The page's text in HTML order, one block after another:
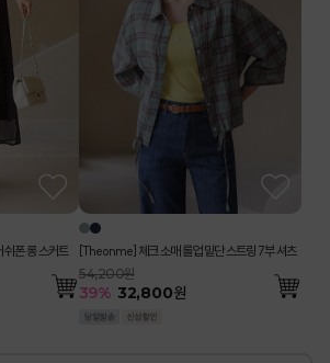
폰 롱 스커트
[Theonme] 체크 소매 롤업 밑단 스트링 7부 셔츠
54,200원
39% 32,800원